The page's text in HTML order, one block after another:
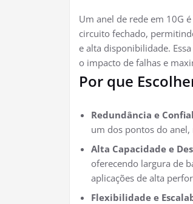
Um anel de rede em 10G
circuito fechado,
e alta disponibilidade.
o impacto de falhas e
Por que
Redundância e
um dos pontos do anel,
Alta Capacidade e
oferecendo largura de
aplicações de alta
Flexibilidade e